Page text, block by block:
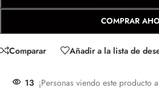
COMPRAR
Comparar Añadir a la lista de
13 ¡Personas viendo este producto